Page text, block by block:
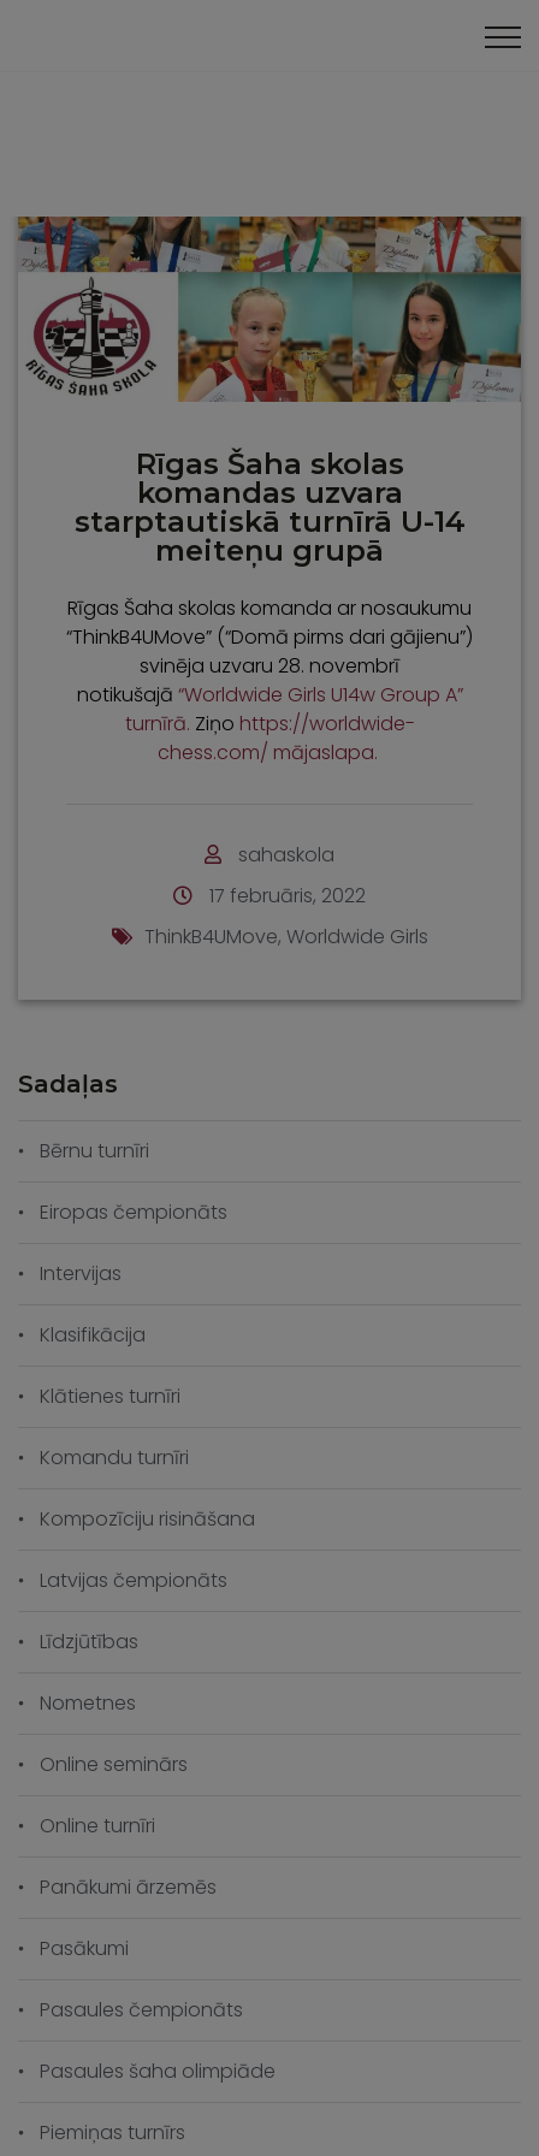
Rīgas Šaha skolas
komandas uzvara
starptautiskā turnīrā U-14
meiteņu grupā
Rīgas Šaha skolas komanda ar nosaukumu
“ThinkB4UMove” (“Domā pirms dari gājienu”)
svinēja uzvaru 28. novembrī
notikušajā “Worldwide Girls U14w Group A”
turnīrā. Ziņo https://worldwide-
chess.com/ mājaslapa.
sahaskola
17 februāris, 2022
ThinkB4UMove, Worldwide Girls
Sadaļas
Bērnu turnīri
Eiropas čempionāts
Intervijas
Klasifikācija
Klātienes turnīri
Komandu turnīri
Kompozīciju risināšana
Latvijas čempionāts
Līdzjūtības
Nometnes
Online seminārs
Online turnīri
Panākumi ārzemēs
Pasākumi
Pasaules čempionāts
Pasaules šaha olimpiāde
Piemiņas turnīrs